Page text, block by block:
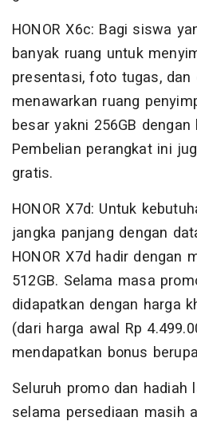
HONOR X6c: Bagi siswa
banyak ruang untuk
presentasi, foto tugas, dan
menawarkan ruang
besar yakni 256GB dengan
Pembelian perangkat ini
gratis.
HONOR X7d: Untuk
jangka panjang dengan
HONOR X7d hadir dengan
512GB. Selama masa
didapatkan dengan harga
(dari harga awal Rp
mendapatkan bonus
Seluruh promo dan hadiah
selama persediaan masih